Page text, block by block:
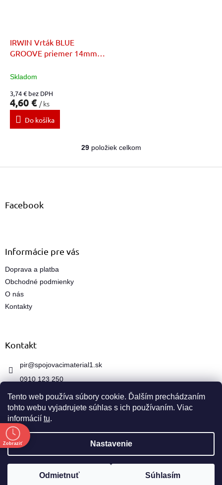
Tento web používa súbory cookie. Ďalším prechádzaním
tohto webu vyjadrujete súhlas s ich používaním. Viac
informácií tu.
Nastavenie
Odmietnuť Súhlasím
IRWIN Vrták BLUE
GROOVE priemer 14mm x
Skladom
3,74 € bez DPH
4,60 € / ks
Do košíka
O
l
29položiek celkom
Z
Facebook
Informácie pre vás
Doprava a platba
Obchodné podmienky
O nás
Kontakty
Kontakt
pir@spojovacimaterial1.sk
0910 123 250
spojovacimaterial1.sk
Zobraziť